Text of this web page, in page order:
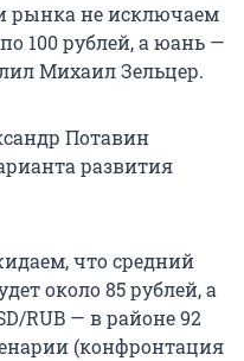
рынка не исключаем
100 рублей, а юань —
Михаил Зельцер.
Потавин
развития
что средний
около 85 рублей, а
RUB — в районе 92
(конфронтация